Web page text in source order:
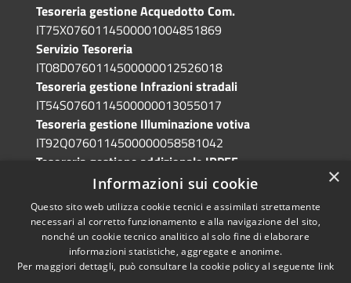
Tesoreria gestione Acquedotto Com.
IT75X0760114500001004851869
Servizio Tesoreria
IT08D0760114500000012526018
Tesoreria gestione Infrazioni stradali
IT54S0760114500000013055017
Tesoreria gestione Illuminazione votiva
IT92Q0760114500000058581042
Tesoreria gestione addizionale IRPEF
IT71A0760114500000086341765
Accessibilità
Copyright © 2026 • Comune di
Grotte di Castro • Powered by
×
Informazioni sui cookie
Questo sito web utilizza cookie tecnici e assimilati strettamente
necessari al corretto funzionamento e alla navigazione del sito,
nonché un cookie tecnico analitico al solo fine di elaborare
informazioni statistiche, aggregate e anonime.
Per maggiori dettagli, può consultare la cookie policy al seguente link